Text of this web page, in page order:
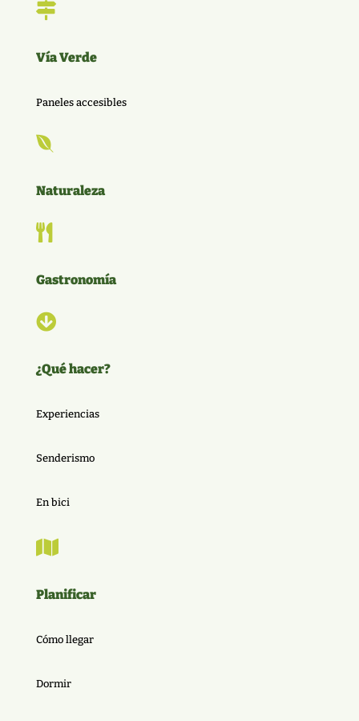

Vía Verde
Paneles accesibles

Naturaleza

Gastronomía

¿Qué hacer?
Experiencias
Senderismo
En bici

Planificar
Cómo llegar
Dormir